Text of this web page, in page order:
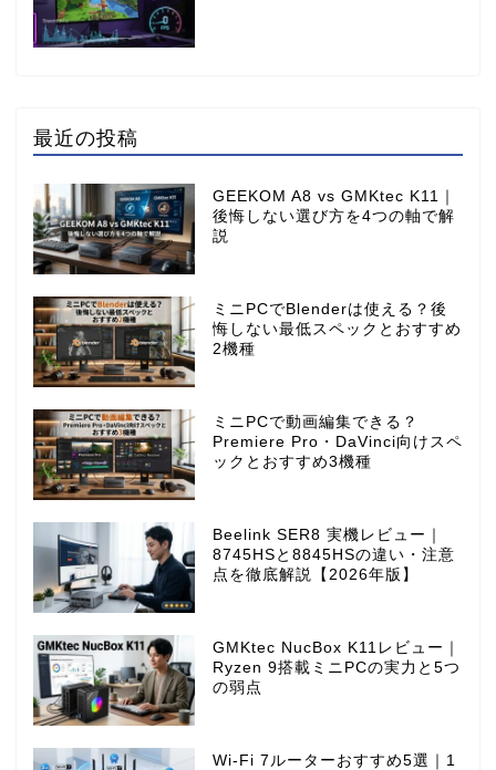
最近の投稿
GEEKOM A8 vs GMKtec K11｜
後悔しない選び方を4つの軸で解
説
ミニPCでBlenderは使える？後
悔しない最低スペックとおすすめ
2機種
ミニPCで動画編集できる？
Premiere Pro・DaVinci向けスペ
ックとおすすめ3機種
Beelink SER8 実機レビュー｜
8745HSと8845HSの違い・注意
点を徹底解説【2026年版】
GMKtec NucBox K11レビュー｜
Ryzen 9搭載ミニPCの実力と5つ
の弱点
Wi-Fi 7ルーターおすすめ5選｜1